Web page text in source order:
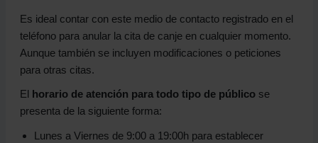
Es ideal contar con este medio de contacto registrado en el
teléfono para anular la cita de canje en cualquier momento.
Aunque también se incluyen modificaciones o peticiones
para otras citas.
El horario de atención para todo tipo de públicose
presenta de la siguiente forma:
Lunes a Viernes de 9:00 a 19:00h para establecer